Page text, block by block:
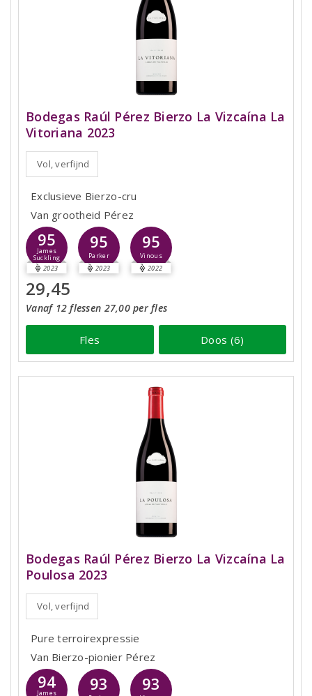
Bodegas Raúl Pérez Bierzo La Vizcaína La
Vitoriana 2023
Vol, verfijnd
Exclusieve Bierzo-cru
Van grootheid Pérez
95
James
Suckling
2023
95
Parker
2023
95
Vinous
2022
29,45
Vanaf 12 flessen 27,00 per fles
Fles Doos (6)
Bodegas Raúl Pérez Bierzo La Vizcaína La
Poulosa 2023
Vol, verfijnd
Pure terroirexpressie
Van Bierzo-pionier Pérez
94
James
93 93